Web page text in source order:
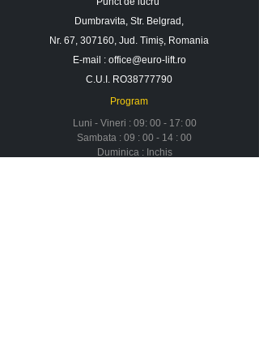
Dumbravita, Str. Belgrad,
Nr. 67, 307160, Jud. Timiș, Romania
E-mail : office@euro-lift.ro
C.U.I. RO38777790
Program
Luni - Vineri : 09: 00 - 17: 00
Sambata : 09 : 00 - 14 : 00
Duminica : Inchis